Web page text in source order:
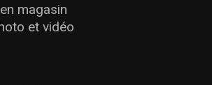
magasin
et vidéo